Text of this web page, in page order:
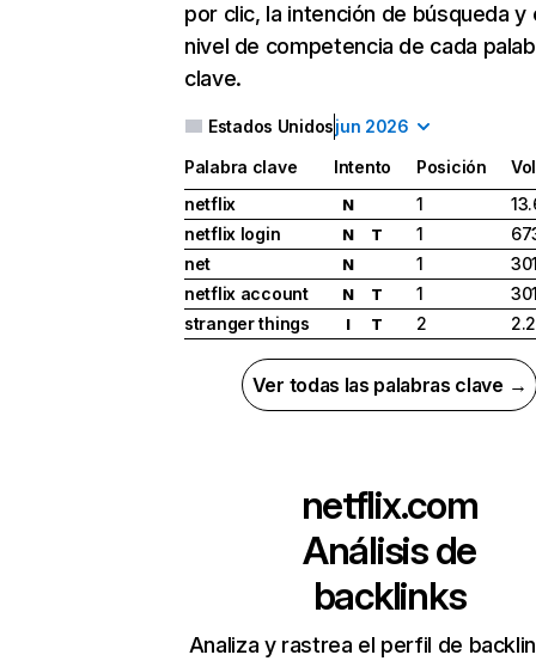
por clic, la intención de búsqueda y
nivel de competencia de cada
clave.
Estados Unidosjun 2026
Palabra clave Intento Posición
netflix
N 1
netflix login
N T 1
net
N 1
netflix account
N T 1
stranger things
I T 2
Ver todas las palabras clave →
netflix.com
Análisis de
backlinks
Analiza y rastrea el perfil de